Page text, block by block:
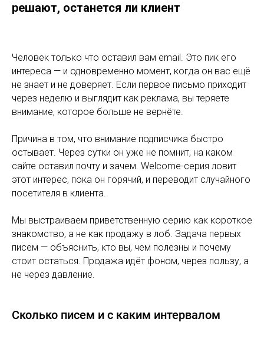
решают, останется ли клиент
Человек только что оставил вам email. Это пик его
интереса — и одновременно момент, когда он вас ещё
не знает и не доверяет. Если первое письмо приходит
через неделю и выглядит как реклама, вы теряете
внимание, которое больше не вернёте.
Причина в том, что внимание подписчика быстро
остывает. Через сутки он уже не помнит, на каком
сайте оставил почту и зачем. Welcome-серия ловит
этот интерес, пока он горячий, и переводит случайного
посетителя в клиента.
Мы выстраиваем приветственную серию как короткое
знакомство, а не как продажу в лоб. Задача первых
писем — объяснить, кто вы, чем полезны и почему
стоит остаться. Продажа идёт фоном, через пользу, а
не через давление.
Сколько писем и с каким интервалом